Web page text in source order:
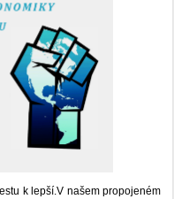
k lepší.V našem propojeném